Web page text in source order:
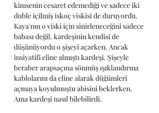
kimsenin cesaret edemediği ve sadece iki
duble içilmiş iskoç viskisi de duruyordu.
Kaya'nın o viski için sinirleneceğini sadece
babası değil, kardeşinin kendisi de
düşünüyordu o şişeyi açarken. Ancak
insiyatifi eline almıştı kardeşi. Şişeyle
beraber arapsaçına sönmüş ışıklandırma
kablolarını da eline alarak düğümleri
açmaya koyulmuştu abisini beklerken.
Ama kardeşi nasıl bilebilirdi.